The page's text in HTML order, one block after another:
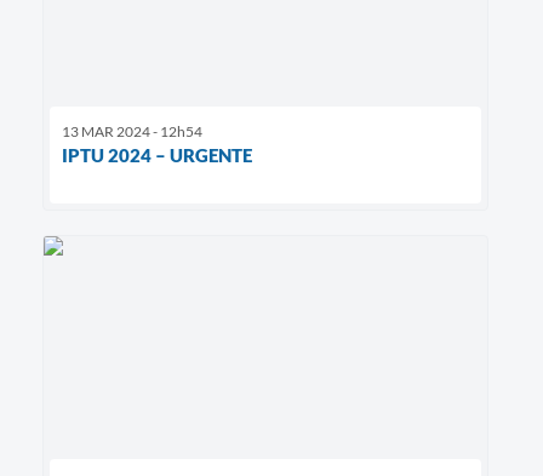
13 MAR 2024 - 12h54
IPTU 2024 – URGENTE